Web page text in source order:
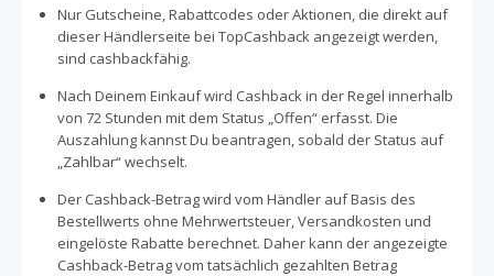
Nur Gutscheine, Rabattcodes oder Aktionen, die direkt auf
dieser Händlerseite bei TopCashback angezeigt werden,
sind cashbackfähig.
Nach Deinem Einkauf wird Cashback in der Regel innerhalb
von 72 Stunden mit dem Status „Offen“ erfasst. Die
Auszahlung kannst Du beantragen, sobald der Status auf
„Zahlbar“ wechselt.
Der Cashback-Betrag wird vom Händler auf Basis des
Bestellwerts ohne Mehrwertsteuer, Versandkosten und
eingelöste Rabatte berechnet. Daher kann der angezeigte
Cashback-Betrag vom tatsächlich gezahlten Betrag